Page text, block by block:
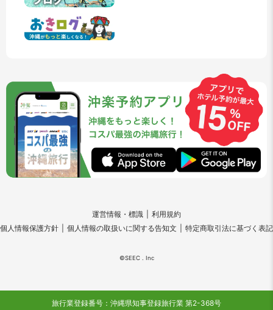
運営情報・標識
利用規約
個人情報保護方針
個人情報の取扱いに関する告知文 特定商取引法に基づく表記
©SEEC . Inc
旅行業登録番号：沖縄県知事登録旅行業 第2-368号